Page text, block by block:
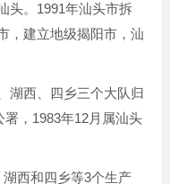
头。 1991年汕头市拆
，建立地级揭阳市，汕
湖西、四乡三个大队归
， 1983年12月属汕头
西和四乡等3个生产